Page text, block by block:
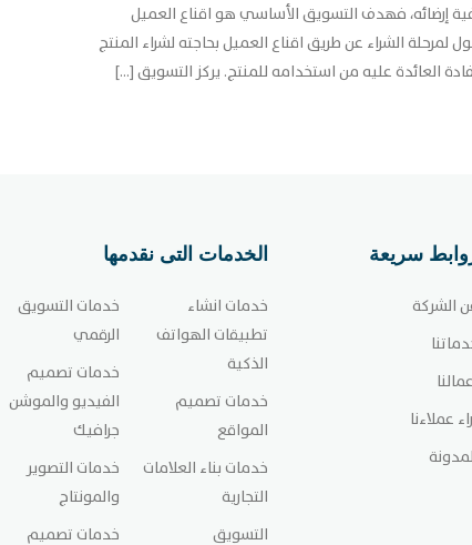
إرضائه، فهدف التسويق الأساسي هو اقناع العميل
لمرحلة الشراء عن طريق اقناع العميل بحاجته لشراء المنتج
العائدة عليه من استخدامه للمنتج. يركز التسويق […]
سريعة
الشركة
عملاءنا
الخدمات التى نقدمها
خدمات انشاء
تطبيقات الهواتف
الذكية
خدمات تصميم
المواقع
خدمات بناء العلامات
التجارية
التسويق
خدمات التسويق
الرقمي
خدمات تصميم
الفيديو والموشن
جرافيك
خدمات التصوير
والمونتاج
خدمات تصميم